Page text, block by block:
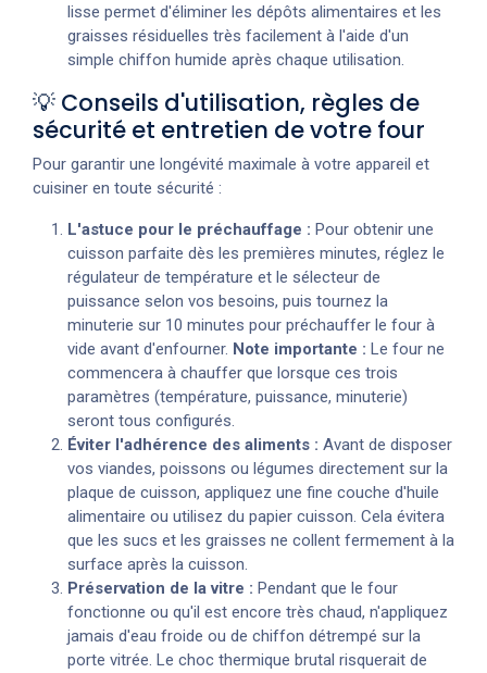
lisse permet d'éliminer les dépôts alimentaires et les
graisses résiduelles très facilement à l'aide d'un
simple chiffon humide après chaque utilisation.
💡 Conseils d'utilisation, règles de
sécurité et entretien de votre four
Pour garantir une longévité maximale à votre appareil et
cuisiner en toute sécurité :
L'astuce pour le préchauffage : Pour obtenir une
cuisson parfaite dès les premières minutes, réglez le
régulateur de température et le sélecteur de
puissance selon vos besoins, puis tournez la
minuterie sur 10 minutes pour préchauffer le four à
vide avant d'enfourner. Note importante : Le four ne
commencera à chauffer que lorsque ces trois
paramètres (température, puissance, minuterie)
seront tous configurés.
Éviter l'adhérence des aliments : Avant de disposer
vos viandes, poissons ou légumes directement sur la
plaque de cuisson, appliquez une fine couche d'huile
alimentaire ou utilisez du papier cuisson. Cela évitera
que les sucs et les graisses ne collent fermement à la
surface après la cuisson.
Préservation de la vitre : Pendant que le four
fonctionne ou qu'il est encore très chaud, n'appliquez
jamais d'eau froide ou de chiffon détrempé sur la
porte vitrée. Le choc thermique brutal risquerait de